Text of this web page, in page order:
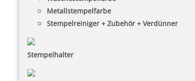
Metallstempelfarbe
Stempelreiniger + Zubehör + Verdünner
Stempelhalter